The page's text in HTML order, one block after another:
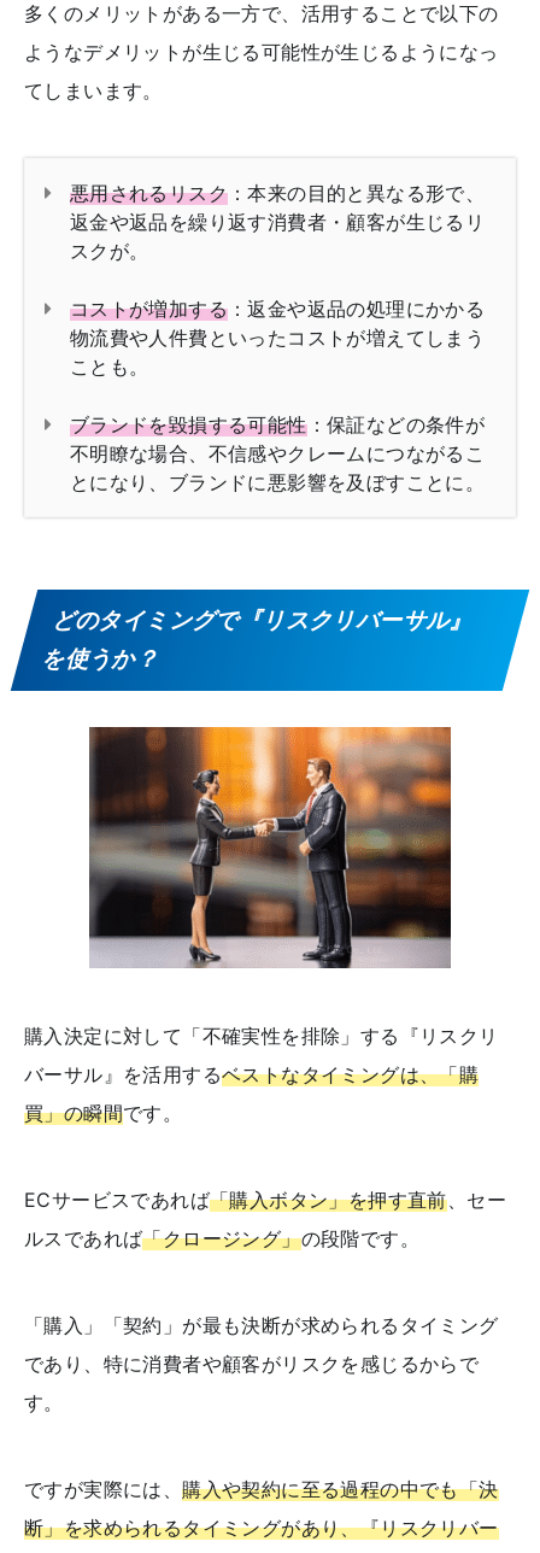
多くのメリットがある一方で、活用することで以下の
ようなデメリットが生じる可能性が生じるようになっ
てしまいます。
悪用されるリスク ：本来の目的と異なる形で、
返金や返品を繰り返す消費者・顧客が生じるリ
スクが。
コストが増加する ：返金や返品の処理にかかる
物流費や人件費といったコストが増えてしまう
ことも。
ブランドを毀損する可能性：保証などの条件が
不明瞭な場合、不信感やクレームにつながるこ
とになり、ブランドに悪影響を及ぼすことに。
どのタイミングで『リスクリバーサル』
を使うか？
購入決定に対して「不確実性を排除」する『リスクリ
バーサル』を活用するベストなタイミングは、「購
買」の瞬間です。
ECサービスであれば「購入ボタン」を押す直前、セー
ルスであれば「クロージング」の段階です。
「購入」「契約」が最も決断が求められるタイミング
であり、特に消費者や顧客がリスクを感じるからで
す。
ですが実際には、購入や契約に至る過程の中でも「決
断」を求められるタイミングがあり、『リスクリバー